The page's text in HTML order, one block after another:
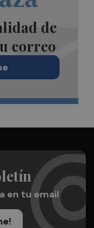
de
correo
en tu email